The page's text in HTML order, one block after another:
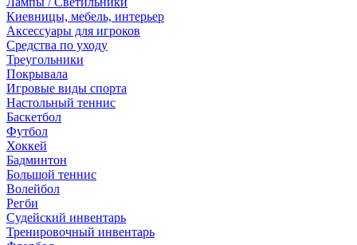
Киевницы, мебель, интерьер
Аксессуары для игроков
Средства по уходу
Треугольники
Покрывала
Игровые виды спорта
Настольный теннис
Баскетбол
Футбол
Хоккей
Бадминтон
Большой теннис
Волейбол
Регби
Судейский инвентарь
Тренировочный инвентарь